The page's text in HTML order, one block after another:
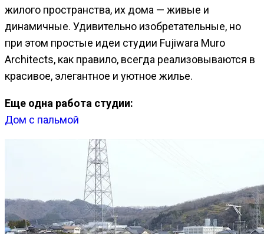
жилого пространства, их дома — живые и
динамичные. Удивительно изобретательные, но
при этом простые идеи студии Fujiwara Muro
Architects, как правило, всегда реализовываются в
красивое, элегантное и уютное жилье.
Еще одна работа студии:
Дом с пальмой